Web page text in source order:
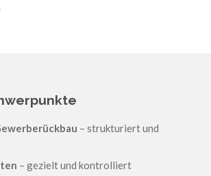
– strukturiert und
– gezielt und kontrolliert